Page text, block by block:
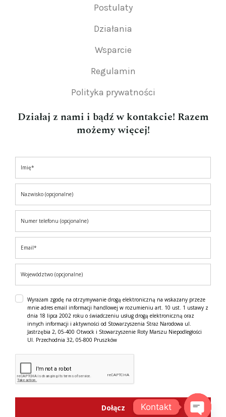
Postulaty
Działania
Wsparcie
Regulamin
Polityka prywatności
Działaj z nami i bądź w kontakcie! Razem
możemy więcej!
Wyrażam zgodę na otrzymywanie drogą elektroniczną na wskazany przeze
mnie adres email informacji handlowej w rozumieniu art. 10 ust. 1 ustawy z
dnia 18 lipca 2002 roku o świadczeniu usług drogą elektroniczną oraz
innych informacji i aktywności od Stowarzyszenia Straż Narodowa ul.
Jastrzębia 2, 05-400 Otwock i Stowarzyszenie Roty Marszu Niepodległości
Ul. Przechodnia 32, 05-800 Pruszków
Dołącz Kontakt